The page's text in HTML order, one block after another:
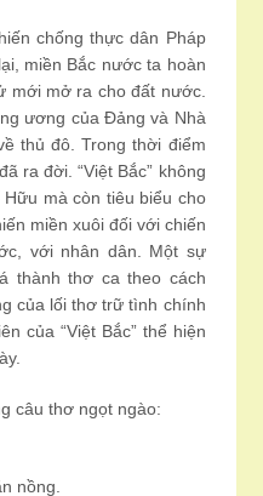
chống thực dân Pháp
miền Bắc nước ta hoàn
mới mở ra cho đất nước.
ương của Đảng và Nhà
thủ đô. Trong thời điểm
ra đời. “Việt Bắc” không
mà còn tiêu biểu cho
miền xuôi đối với chiến
với nhân dân. Một sự
thành thơ ca theo cách
của lối thơ trữ tình chính
của “Việt Bắc” thể hiện
câu thơ ngọt ngào:
nồng.